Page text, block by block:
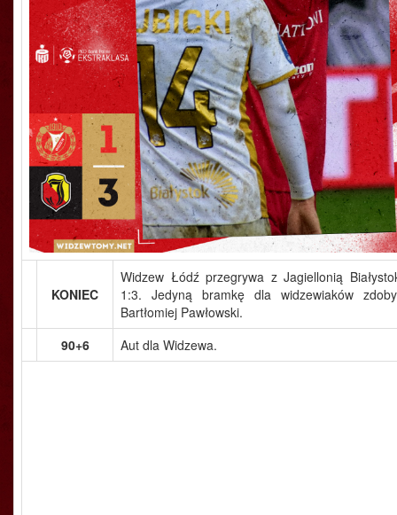
KONIEC
Widzew Łódź przegrywa z Jagiellonią
1:3. Jedyną bramkę dla widzewiaków
Bartłomiej Pawłowski.
90+6
Aut dla Widzewa.